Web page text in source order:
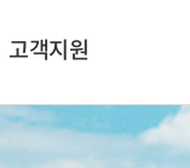
고객지원